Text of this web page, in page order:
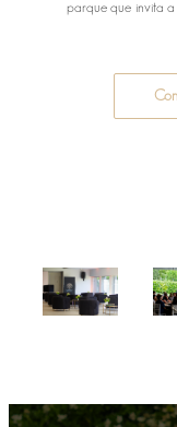
parque que invita